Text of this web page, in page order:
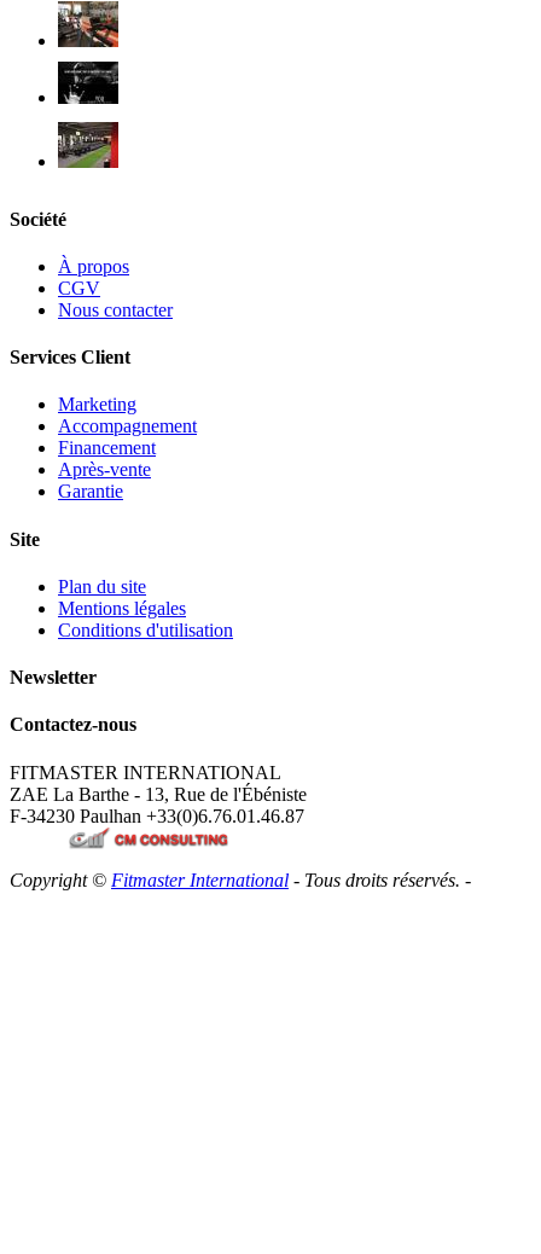
Société
À propos
CGV
Nous contacter
Services Client
Marketing
Accompagnement
Financement
Après-vente
Garantie
Site
Plan du site
Mentions légales
Conditions d'utilisation
Newsletter
Contactez-nous
FITMASTER INTERNATIONAL
ZAE La Barthe - 13, Rue de l'Ébéniste
F-34230 Paulhan +33(0)6.76.01.46.87
Copyright © Fitmaster International - Tous droits réservés. -